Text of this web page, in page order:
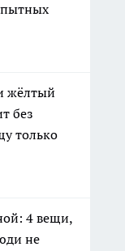
жёлтый
без
только
4 вещи,
не